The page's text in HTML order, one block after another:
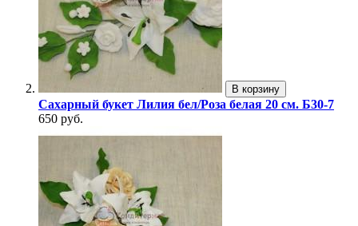
В корзину
Сахарный букет Лилия бел/Роза белая 20 см. Б30-7
650 руб.